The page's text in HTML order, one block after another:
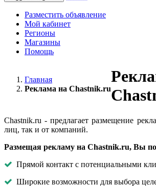
Разместить объявление
Мой кабинет
Регионы
Магазины
Помощь
Главная
Реклама на Chastnik.ru
Chastnik.ru - предлагает размещение
лиц, так и от компаний.
Размещая рекламу на Chastnik.ru, Вы
Прямой контакт с потенциальными
Широкие возможности для выбора